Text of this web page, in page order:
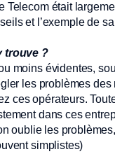
Telecom était
et l’exemple de
trouve ?
moins évidentes,
les problèmes des
ces opérateurs.
dans ces
oublie les
simplistes)